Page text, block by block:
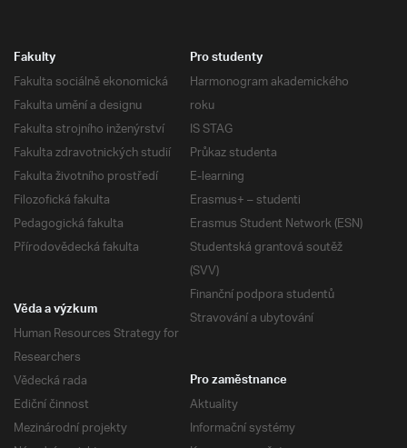
Fakulty
Fakulta sociálně ekonomická
Fakulta umění a designu
Fakulta strojního inženýrství
Fakulta zdravotnických studií
Fakulta životního prostředí
Filozofická fakulta
Pedagogická fakulta
Přírodovědecká fakulta
Pro studenty
Harmonogram akademického
roku
IS STAG
Průkaz studenta
E-learning
Erasmus+ – studenti
Erasmus Student Network (ESN)
Studentská grantová soutěž
(SVV)
Finanční podpora studentů
Stravování a ubytování
Věda a výzkum
Human Resources Strategy for
Researchers
Vědecká rada
Ediční činnost
Mezinárodní projekty
Pro zaměstnance
Aktuality
Informační systémy